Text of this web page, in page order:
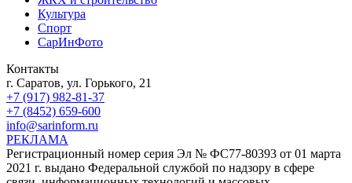
Культура
Спорт
СарИнФото
Контакты
г. Саратов, ул. Горького, 21
+7 (917) 982-81-37
+7 (8452) 659-600
info@sarinform.ru
РЕКЛАМА
Регистрационный номер серия Эл № ФС77-80393 от 01 марта
2021 г. выдано Федеральной службой по надзору в сфере